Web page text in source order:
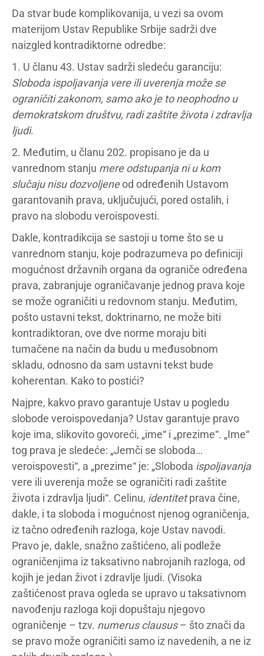
Da stvar bude komplikovanija, u vezi sa ovom
materijom Ustav Republike Srbije sadrži dve
naizgled kontradiktorne odredbe:
1. U članu 43. Ustav sadrži sledeću garanciju:
Sloboda ispoljavanja vere ili uverenja može se
ograničiti zakonom, samo ako je to neophodno u
demokratskom društvu, radi zaštite života i zdravlja
ljudi.
2. Međutim, u članu 202. propisano je da u
vanrednom stanju mere odstupanja ni u kom
slučaju nisu dozvoljeneod određenih Ustavom
garantovanih prava, uključujući, pored ostalih, i
pravo na slobodu veroispovesti.
Dakle, kontradikcija se sastoji u tome što se u
vanrednom stanju, koje podrazumeva po definiciji
mogućnost državnih organa da ograniče određena
prava, zabranjuje ograničavanje jednog prava koje
se može ograničiti u redovnom stanju. Međutim,
pošto ustavni tekst, doktrinarno, ne može biti
kontradiktoran, ove dve norme moraju biti
tumačene na način da budu u međusobnom
skladu, odnosno da sam ustavni tekst bude
koherentan. Kako to postići?
Najpre, kakvo pravo garantuje Ustav u pogledu
slobode veroispovedanja? Ustav garantuje pravo
koje ima, slikovito govoreći, „ime“ i „prezime“. „Ime“
tog prava je sledeće: „Jemči se sloboda…
veroispovesti“, a „prezime“ je: „Sloboda ispoljavanja
vere ili uverenja može se ograničiti radi zaštite
života i zdravlja ljudi“. Celinu, identitetprava čine,
dakle, i ta sloboda i mogućnost njenog ograničenja,
iz tačno određenih razloga, koje Ustav navodi.
Pravo je, dakle, snažno zaštićeno, ali podleže
ograničenjima iz taksativno nabrojanih razloga, od
kojih je jedan život i zdravlje ljudi. (Visoka
zaštićenost prava ogleda se upravo u taksativnom
navođenju razloga koji dopuštaju njegovo
ograničenje – tzv. numerus clausus– što znači da
se pravo može ograničiti samo iz navedenih, a ne iz